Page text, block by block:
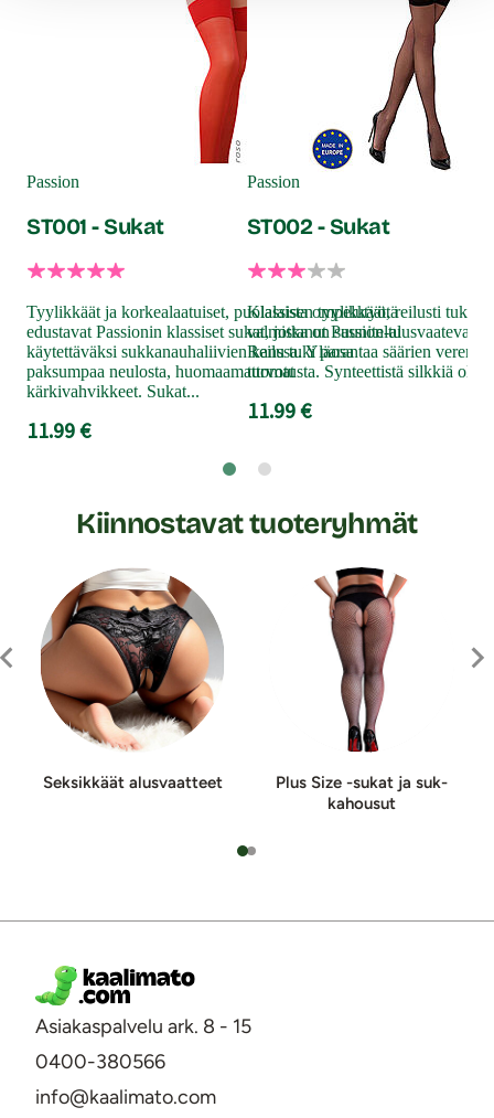
Passion
ST001 - Sukat
Tyylikkäät ja korkealaatuiset, puolalaista ompelutyötä
edustavat Passionin klassiset sukat, jotka on suuniteltu
käytettäväksi sukkanauhaliivien kanssa. Yläosa
paksumpaa neulosta, huomaamattomat
kärkivahvikkeet. Sukat...
11.99 €
Passion
ST002 - Sukat
Klassisen tyylikkäät, reilusti tukea
valmistanut Passion-
Reilu tuki parantaa säärien
turvotusta. Synteettistä silkkiä
11.99 €
Kiinnostavat tuoteryhmät
Seksikkäät alusvaatteet
Plus Size -sukat ja suk­
ka­hou­sut
Asiakaspalvelu ark. 8 - 15
0400-380566
info@kaalimato.com